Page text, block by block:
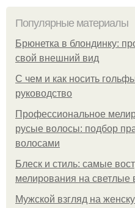
Популярные материалы
Брюнетка в блондинку:
свой внешний вид
С чем и как носить
руководство
Профессиональное
русые волосы: подбор
волосами
Блеск и стиль: самые
мелирования на светлые
Мужской взгляд на